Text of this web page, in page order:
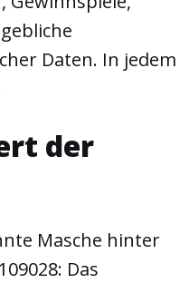
Daten. In jedem
der
Masche hinter
Das